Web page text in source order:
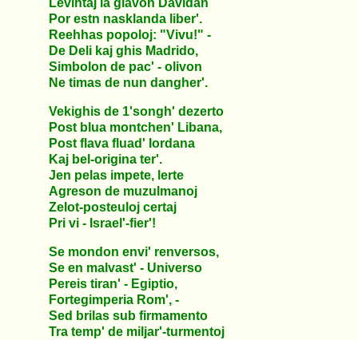
Levintaj la glavon Davidan
Por estn nasklanda liber'.
Reehhas popoloj: "Vivu!" -
De Deli kaj ghis Madrido,
Simbolon de pac' - olivon
Ne timas de nun dangher'.
Vekighis de 1'songh' dezerto
Post blua montchen' Libana,
Post flava fluad' Iordana
Kaj bel-origina ter'.
Jen pelas impete, lerte
Agreson de muzulmanoj
Zelot-posteuloj certaj
Pri vi - Israel'-fier'!
Se mondon envi' renversos,
Se en malvast' - Universo
Pereis tiran' - Egiptio,
Fortegimperia Rom', -
Sed brilas sub firmamento
Tra temp' de miljar'-turmentoj